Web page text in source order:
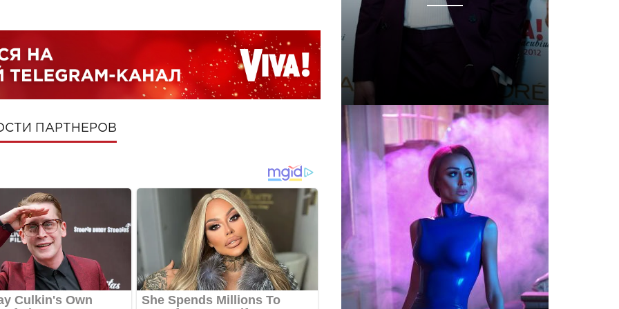
ПАРТНЕРОВ